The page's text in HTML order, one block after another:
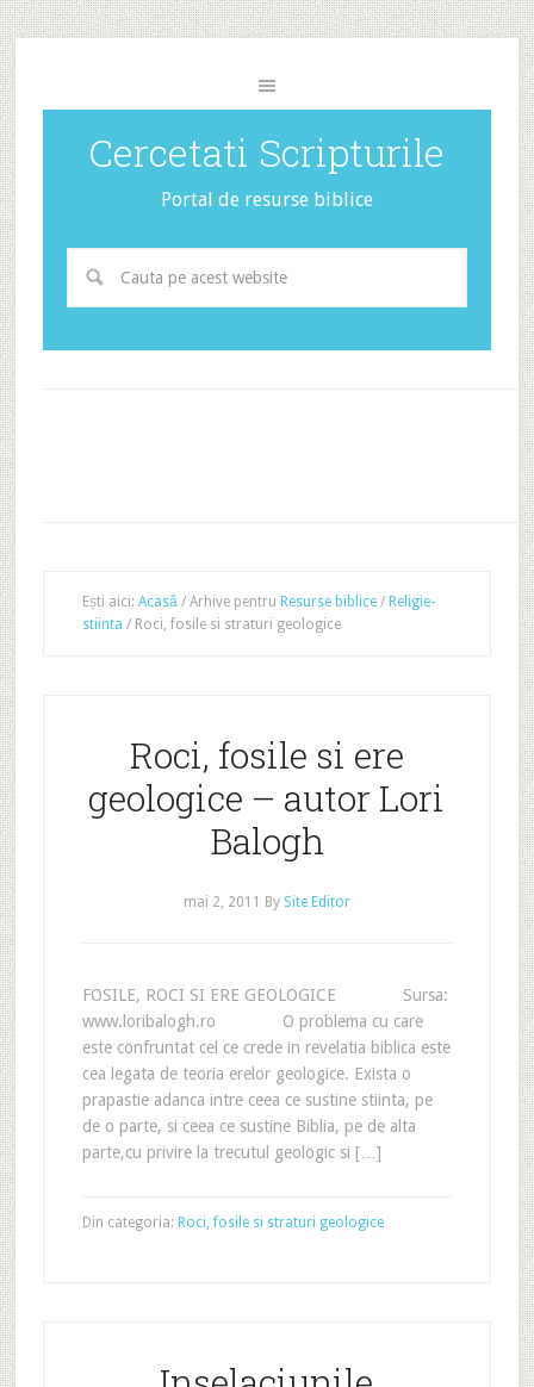
Cercetati Scripturile
Portal de resurse biblice
Ești aici: Acasă /Arhive pentru Resurse biblice / Religie-
stiinta /Roci, fosile si straturi geologice
Roci, fosile si ere
geologice – autor Lori
Balogh
mai 2, 2011 By Site Editor
FOSILE, ROCI SI ERE GEOLOGICE Sursa:
www.loribalogh.ro O problema cu care
este confruntat cel ce crede in revelatia biblica este
cea legata de teoria erelor geologice. Exista o
prapastie adanca intre ceea ce sustine stiinta, pe
de o parte, si ceea ce sustine Biblia, pe de alta
parte,cu privire la trecutul geologic si […]
Din categoria: Roci, fosile si straturi geologice